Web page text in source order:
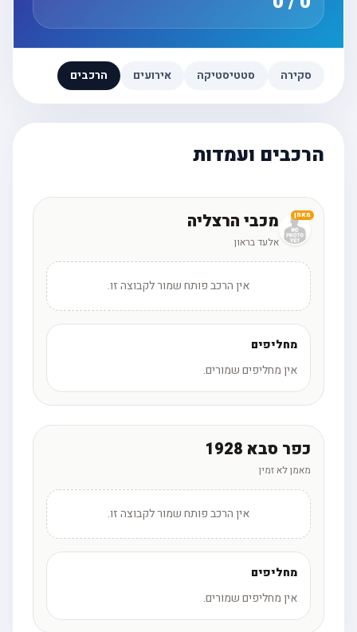
סקירה סטטיסטיקה אירועים הרכבים
הרכבים ועמדות
מאמן מכבי הרצליה
אלעד בראון
אין הרכב פותח שמור לקבוצה זו.
מחליפים
אין מחליפים שמורים.
כפר סבא 1928
מאמן לא זמין
אין הרכב פותח שמור לקבוצה זו.
מחליפים
אין מחליפים שמורים.